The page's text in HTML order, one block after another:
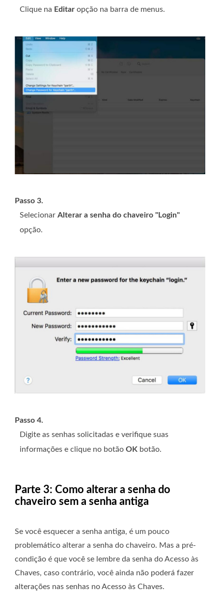
Clique na Editar opção na barra de menus.
Passo 3.
Selecionar Alterar a senha do chaveiro "Login"
opção.
Passo 4.
Digite as senhas solicitadas e verifique suas
informações e clique no botão OK botão.
Parte 3: Como alterar a senha do
chaveiro sem a senha antiga
Se você esquecer a senha antiga, é um pouco
problemático alterar a senha do chaveiro. Mas a pré-
condição é que você se lembre da senha do Acesso às
Chaves, caso contrário, você ainda não poderá fazer
alterações nas senhas no Acesso às Chaves.